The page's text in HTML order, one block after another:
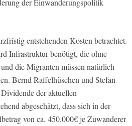
der Einwanderungspolitik
entstehenden Kosten betrachtet.
Infrastruktur benötigt, die ohne
die Migranten müssen natürlich
Bernd Raffelhüschen und Stefan
der aktuellen
abgeschätzt, dass sich in der
von ca. 450.000€ je Zuwanderer